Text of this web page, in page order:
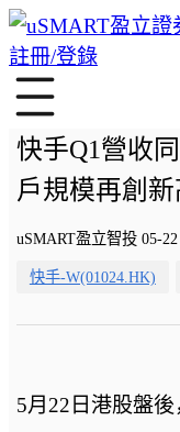
註冊/登錄
快手Q1營收
戶規模再創
uSMART盈立智投 05-22
快手-W(01024.HK)
5月22日港股盤